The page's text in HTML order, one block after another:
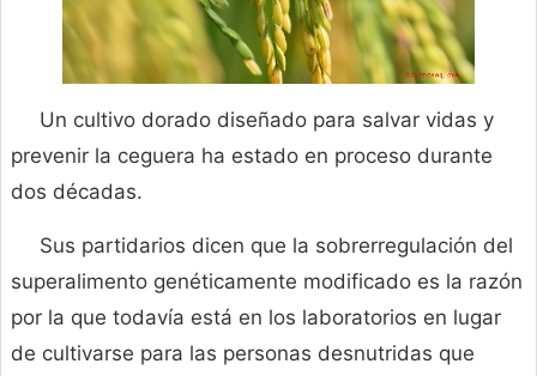
Un cultivo dorado diseñado para salvar vidas y
prevenir la ceguera ha estado en proceso durante
dos décadas.
Sus partidarios dicen que la sobrerregulación del
superalimento genéticamente modificado es la razón
por la que todavía está en los laboratorios en lugar
de cultivarse para las personas desnutridas que